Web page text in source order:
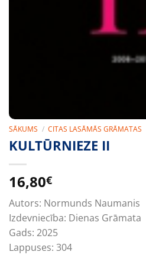
SĀKUMS / CITAS LASĀMĀS GRĀMATAS
KULTŪRNIEZE II
16,80€
Autors: Normunds Naumanis
Izdevniecība: Dienas Grāmata
Gads: 2025
Lappuses: 304